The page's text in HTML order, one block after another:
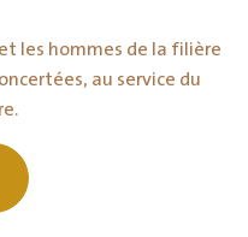
les hommes de la filière
au service du